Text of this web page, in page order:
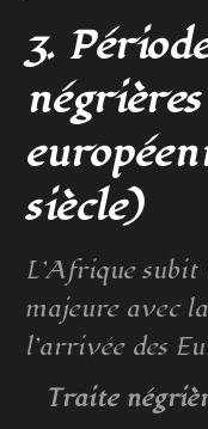
3.
siècle)
L’Afrique
majeure avec
l’arrivée des
Traite